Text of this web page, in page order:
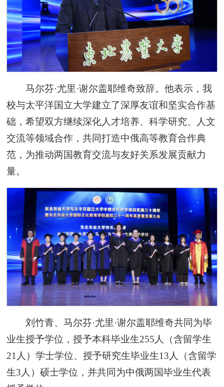
马尔芬·尤里·谢尔盖耶维奇致辞。他表示，我
校与太平洋国立大学建立了深厚友谊和坚实合作基
础，希望双方继续深化人才培养、科学研究、人文
交流等领域合作，共同打造中俄高等教育合作典
范，为推动两国教育交流与友好关系发展贡献力
量。
刘竹青、马尔芬·尤里·谢尔盖耶维奇共同为毕
业生授予学位，授予本科毕业生255人（含留学生
21人）学士学位、授予研究生毕业生13人（含留学
生3人）硕士学位，并共同为中俄两国毕业生代表